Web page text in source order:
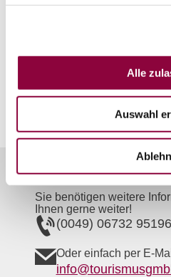
Alle
Auswahl
Touristik Center
Bahnhofstraße 21
Tel:06732 951 969 0
Unser
Sie benötigen weitere
Ihnen gerne weiter!
(0049) 06732
Oder einfach per E-